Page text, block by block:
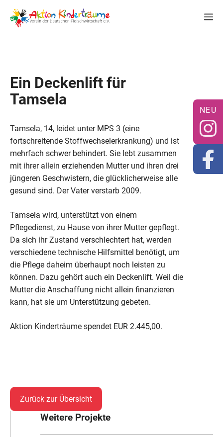
Inhalt
springen
Ein Deckenlift für
Tamsela
Tamsela, 14, leidet unter MPS 3 (eine
fortschreitende Stoffwechselerkrankung) und ist
mehrfach schwer behindert. Sie lebt zusammen
mit ihrer allein erziehenden Mutter und ihren drei
jüngeren Geschwistern, die glücklicherweise alle
gesund sind. Der Vater verstarb 2009.
Tamsela wird, unterstützt von einem
Pflegedienst, zu Hause von ihrer Mutter gepflegt.
Da sich ihr Zustand verschlechtert hat, werden
verschiedene technische Hilfsmittel benötigt, um
die Pflege daheim überhaupt noch leisten zu
können. Dazu gehört auch ein Deckenlift. Weil die
Mutter die Anschaffung nicht allein finanzieren
kann, hat sie um Unterstützung gebeten.
Aktion Kinderträume spendet EUR 2.445,00.
Zurück zur Übersicht
Weitere Projekte